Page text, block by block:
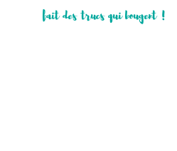
fait des trucs qui bougent !